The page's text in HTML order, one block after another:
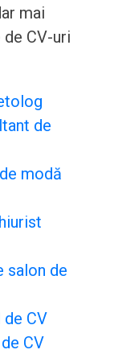
mai
CV-uri
de
modă
salon de
CV
CV